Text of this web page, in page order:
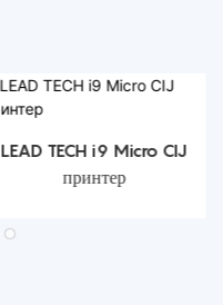
LEAD TECH i9 Micro CIJ
принтер